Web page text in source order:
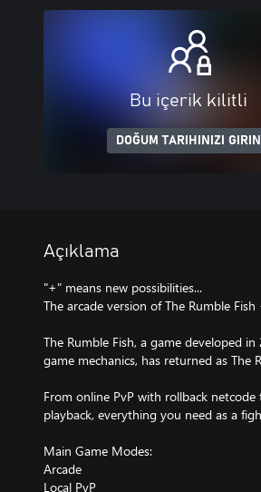
Bu içerik kilitli
DOĞUM TARIHINIZI GIRIN
Açıklama
"+" means new possibilities...
The arcade version of The Rumble
The Rumble Fish, a game developed
game mechanics, has returned as The
From online PvP with rollback
playback, everything you need as a
Main Game Modes:
Arcade
Local PvP